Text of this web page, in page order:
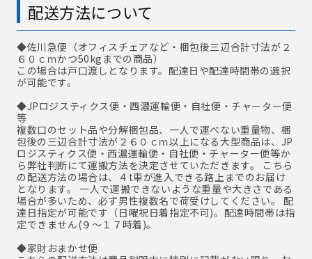
配送方法について
◆佐川急便 （オフィスチェアなど・梱包後三辺合計寸法が２
６０ｃｍかつ50kgまでの商品）
この場合は戸口渡しとなります。配達日や配達時間帯の選択
が可能です。
◆JPロジスティクス便・西濃運輸便・自社便・チャーター便
等
複数口のセット品や分解梱包品、一人で運べない重量物、梱
包後の三辺合計寸法が２６０ｃｍ以上になる大型商品は、JP
ロジスティクス便・西濃運輸便・自社便・チャーター便等か
ら弊社判断にて運搬方法を決定させていただきます。 こちら
の配送方法の場合は、４t車が進入できる路上までのお届け
となります。 一人で運搬できないような重量や大きさである
場合が多いため、必ず男性複数名で荷受けしてください。 配
達日指定が可能です（日曜祝日着指定不可)。配達時間帯は指
定できません(９～１７時着)。
◆家財おまかせ便